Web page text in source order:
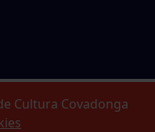
Cultura Covadonga